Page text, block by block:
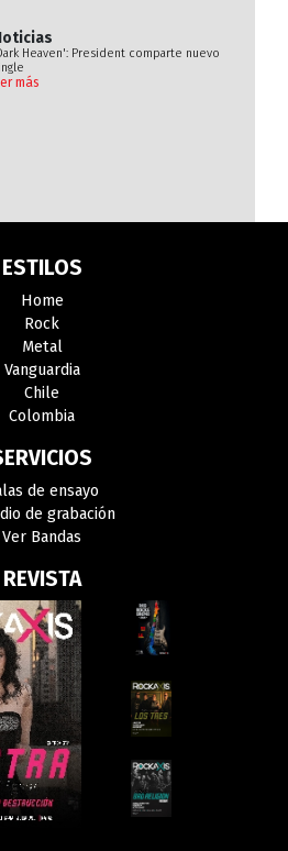
Heaven': President comparte nuevo
más
ESTILOS
Home
Rock
Metal
Vanguardia
Chile
Colombia
de ensayo
de grabación
Ver Bandas
REVISTA